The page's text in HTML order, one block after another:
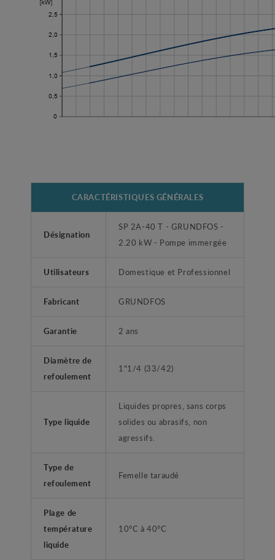
CARACTÉRISTIQUES GÉNÉRALES
Désignation
SP 2A-40 T - GRUNDFOS -
2.20 kW - Pompe immergée
Utilisateurs Domestique et Professionnel
Fabricant GRUNDFOS
Garantie 2 ans
Diamètre de
refoulement
1"1/4 (33/42)
Type liquide
Liquides propres, sans corps
solides ou abrasifs, non
agressifs.
Type de
refoulement
Femelle taraudé
Plage de
température
liquide
10°C à 40°C